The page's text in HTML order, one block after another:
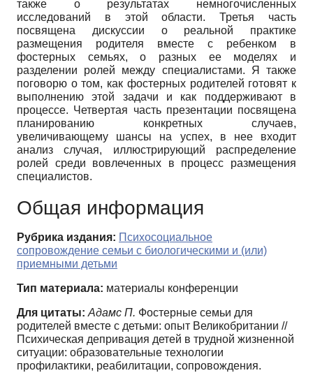
также о результатах немногочисленных
исследований в этой области. Третья часть
посвящена дискуссии о реальной практике
размещения родителя вместе с ребенком в
фостерных семьях, о разных ее моделях и
разделении ролей между специалистами. Я также
поговорю о том, как фостерных родителей готовят к
выполнению этой задачи и как поддерживают в
процессе. Четвертая часть презентации посвящена
планированию конкретных случаев,
увеличивающему шансы на успех, в нее входит
анализ случая, иллюстрирующий распределение
ролей среди вовлеченных в процесс размещения
специалистов.
Общая информация
Рубрика издания: Психосоциальное
сопровождение семьи с биологическими и (или)
приемными детьми
Тип материала: материалы конференции
Для цитаты: Адамс П. Фостерные семьи для
родителей вместе с детьми: опыт Великобритании //
Психическая депривация детей в трудной жизненной
ситуации: образовательные технологии
профилактики, реабилитации, сопровождения.